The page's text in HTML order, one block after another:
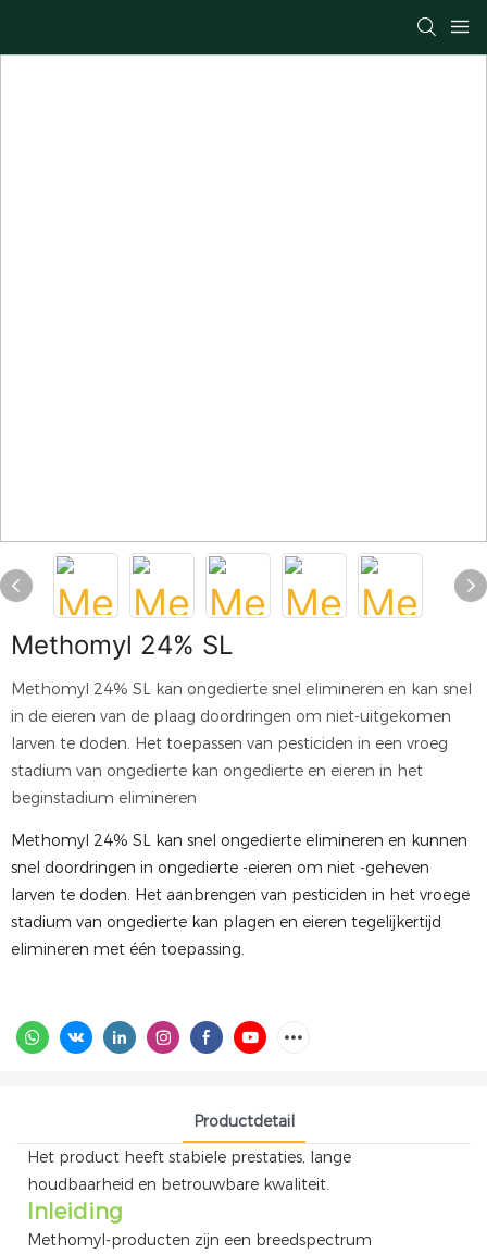
Methomyl 24% SL
Methomyl 24% SL kan ongedierte snel elimineren en kan snel
in de eieren van de plaag doordringen om niet-uitgekomen
larven te doden. Het toepassen van pesticiden in een vroeg
stadium van ongedierte kan ongedierte en eieren in het
beginstadium elimineren
Methomyl 24% SL kan snel ongedierte elimineren en kunnen
snel doordringen in ongedierte -eieren om niet -geheven
larven te doden. Het aanbrengen van pesticiden in het vroege
stadium van ongedierte kan plagen en eieren tegelijkertijd
elimineren met één toepassing.
Productdetail
Het product heeft stabiele prestaties, lange
houdbaarheid en betrouwbare kwaliteit.
Inleiding
Methomyl-producten zijn een breedspectrum